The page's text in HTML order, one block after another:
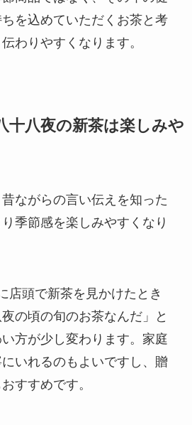
を込めていただくお茶と考
わりやすくなります。
十八夜の新茶は楽しみや
ながらの言い伝えを知った
季節感を楽しみやすくなり
店頭で新茶を見かけたとき
の頃の旬のお茶なんだ」と
方が少し変わります。家庭
いれるのもよいですし、贈
すすめです。